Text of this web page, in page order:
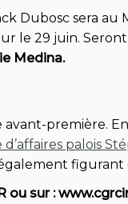
Dubosc sera au
le 29 juin.
Medina.
avant-
d’affaires palois
figurant
ou sur :